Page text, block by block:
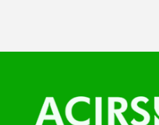
Com o objetivo de
presença digital e